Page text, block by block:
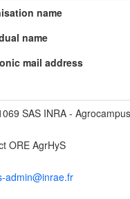
name
name
mail address
SAS INRA -
ORE AgrHyS
admin@inrae.fr